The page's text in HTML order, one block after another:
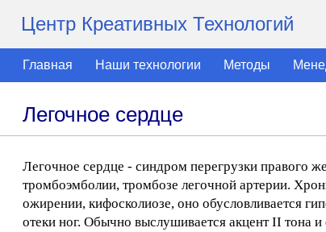
Центр Креативных Технологий
Главная Наши технологии Методы
Легочное сердце
Легочное сердце - синдром перегрузки правого
тромбоэмболии, тромбозе легочной артерии.
ожирении, кифосколиозе, оно обусловливается
отеки ног. Обычно выслушивается акцент II тона